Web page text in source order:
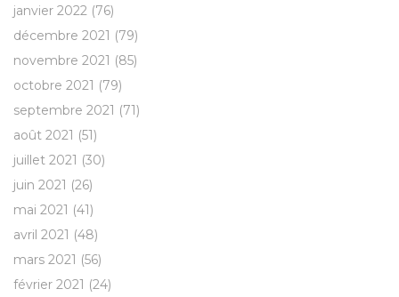
janvier 2022 (76)
décembre 2021 (79)
novembre 2021 (85)
octobre 2021 (79)
septembre 2021 (71)
août 2021 (51)
juillet 2021 (30)
juin 2021 (26)
mai 2021 (41)
avril 2021 (48)
mars 2021 (56)
février 2021 (24)